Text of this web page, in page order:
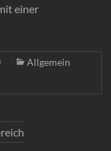
einer
Allgemein